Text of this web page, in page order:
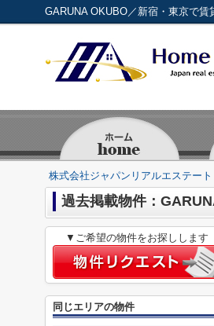
GARUNA OKUBO／新宿・東京で
株式会社ジャパンリアルエステート
過去掲載物件：
▼ご希望の物件をお探しします
同じエリアの物件